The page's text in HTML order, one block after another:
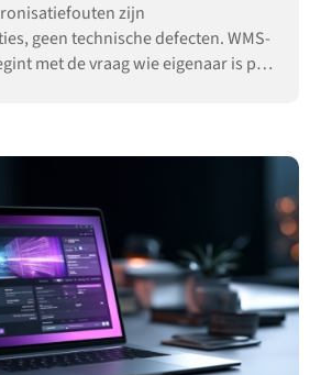
zijn
geen technische defecten. WMS-
met de vraag wie eigenaar is per